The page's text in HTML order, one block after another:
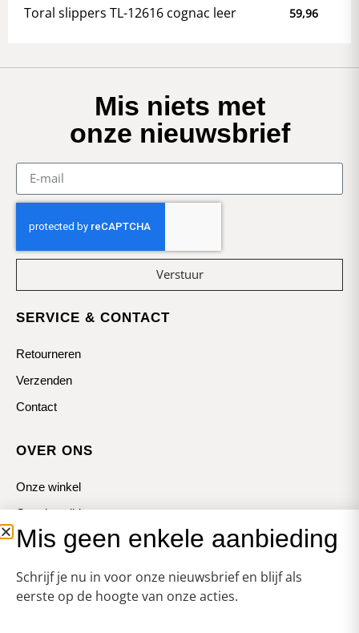
Toral slippers TL-12616 cognac leer 59,96
Mis niets met
onze nieuwsbrief
Verstuur
SERVICE & CONTACT
Retourneren
Verzenden
Contact
OVER ONS
Onze winkel
Openingstijden
Koopzondagen
Mis geen enkele aanbieding
Schrijf je nu in voor onze nieuwsbrief en blijf als
eerste op de hoogte van onze acties.